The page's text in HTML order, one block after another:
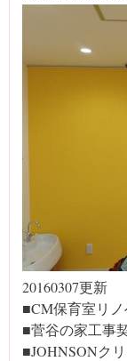
20160307更新
■CM保育室リ
■菅谷の家工事
■JOHNSONク